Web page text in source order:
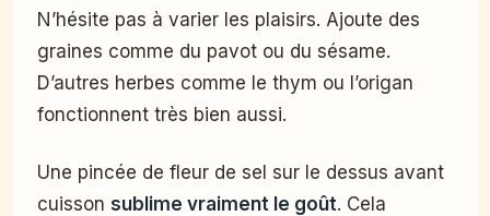
N’hésite pas à varier les plaisirs. Ajoute des
graines comme du pavot ou du sésame.
D’autres herbes comme le thym ou l’origan
fonctionnent très bien aussi.
Une pincée de fleur de sel sur le dessus avant
cuisson sublime vraiment le goût. Cela